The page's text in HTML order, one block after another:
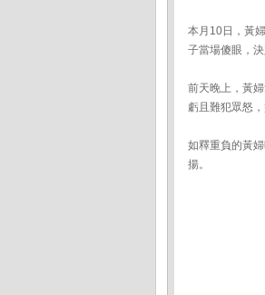
本月10日，黃
子當場傻眼，
前天晚上，黃
虧且難犯眾怒
如釋重負的黃
揚。